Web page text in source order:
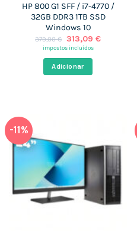
HP 800 G1 SFF / i7-4770 /
32GB DDR3 1TB SSD
Windows 10
379,00€ O
preço
era:
379,00 €.
313,09 €O
impostos incluídos
Adicionar
-11%